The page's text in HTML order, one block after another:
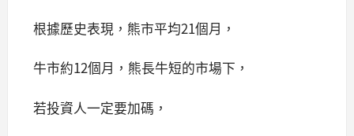
根據歷史表現，熊市平均21個月，
牛市約12個月，熊長牛短的市場下，
若投資人一定要加碼，